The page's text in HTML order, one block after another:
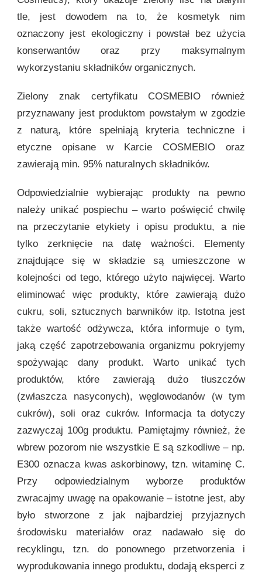
tle, jest dowodem na to, że kosmetyk nim
oznaczony jest ekologiczny i powstał bez użycia
konserwantów oraz przy maksymalnym
wykorzystaniu składników organicznych.
Zielony znak certyfikatu COSMEBIO również
przyznawany jest produktom powstałym w zgodzie
z naturą, które spełniają kryteria techniczne i
etyczne opisane w Karcie COSMEBIO oraz
zawierają min. 95% naturalnych składników.
Odpowiedzialnie wybierając produkty na pewno
należy unikać pospiechu – warto poświęcić chwilę
na przeczytanie etykiety i opisu produktu, a nie
tylko zerknięcie na datę ważności. Elementy
znajdujące się w składzie są umieszczone w
kolejności od tego, którego użyto najwięcej. Warto
eliminować więc produkty, które zawierają dużo
cukru, soli, sztucznych barwników itp. Istotna jest
także wartość odżywcza, która informuje o tym,
jaką część zapotrzebowania organizmu pokryjemy
spożywając dany produkt. Warto unikać tych
produktów, które zawierają dużo tłuszczów
(zwłaszcza nasyconych), węglowodanów (w tym
cukrów), soli oraz cukrów. Informacja ta dotyczy
zazwyczaj 100g produktu. Pamiętajmy również, że
wbrew pozorom nie wszystkie E są szkodliwe – np.
E300 oznacza kwas askorbinowy, tzn. witaminę C.
Przy odpowiedzialnym wyborze produktów
zwracajmy uwagę na opakowanie – istotne jest, aby
było stworzone z jak najbardziej przyjaznych
środowisku materiałów oraz nadawało się do
recyklingu, tzn. do ponownego przetworzenia i
wyprodukowania innego produktu, dodają eksperci z